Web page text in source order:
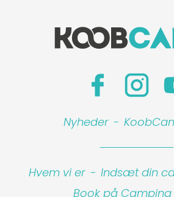
Nyheder -
Hvem vi er - Indsæt din
Book på